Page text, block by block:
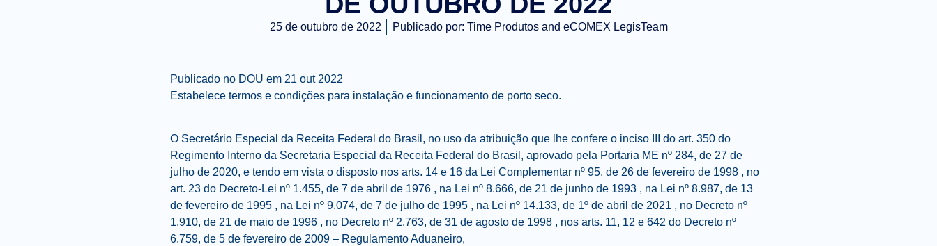
25 de outubro de 2022 Publicado por: Time Produtos and eCOMEX LegisTeam
Publicado no DOU em 21 out 2022
Estabelece termos e condições para instalação e funcionamento de porto seco.
O Secretário Especial da Receita Federal do Brasil, no uso da atribuição que lhe confere o inciso III do art. 350 do
Regimento Interno da Secretaria Especial da Receita Federal do Brasil, aprovado pela Portaria ME nº 284, de 27 de
julho de 2020, e tendo em vista o disposto nos arts. 14 e 16 da Lei Complementar nº 95, de 26 de fevereiro de 1998 , no
art. 23 do Decreto-Lei nº 1.455, de 7 de abril de 1976 , na Lei nº 8.666, de 21 de junho de 1993 , na Lei nº 8.987, de 13
de fevereiro de 1995 , na Lei nº 9.074, de 7 de julho de 1995 , na Lei nº 14.133, de 1º de abril de 2021 , no Decreto nº
1.910, de 21 de maio de 1996 , no Decreto nº 2.763, de 31 de agosto de 1998 , nos arts. 11, 12 e 642 do Decreto nº
6.759, de 5 de fevereiro de 2009 – Regulamento Aduaneiro,